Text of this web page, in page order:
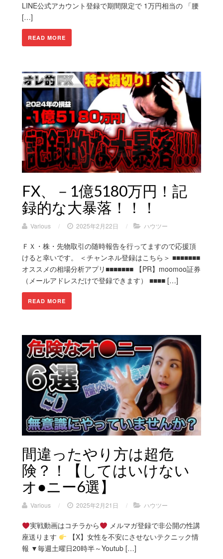
LINE公式アカウント登録で期間限定で 1万円相当の 「腰
[…]
READ MORE
FX、－1億5180万円！記
録的な大暴落！！！
Various / 2025年2月22日 / ハウツー
ＦＸ・株・先物取引の随時報告を行ってますので応援頂
けると幸いです。 ＜チャンネル登録はこちら＞ ■■■■■■■
オススメの相場分析アプリ■■■■■■■ 【PR】moomoo証券
（メールアドレスだけで登録できます） ■■■■ […]
READ MORE
間違ったやり方は超危
険？！【してはいけない
オ●ニー6選】
Various / 2025年2月21日 / ハウツー
実戦動画はコチラから
メルマガ登録で非公開の性講
座送ります
【X】女性を不安にさせないテクニック情
報 ▼毎週土曜日20時半～Youtub […]